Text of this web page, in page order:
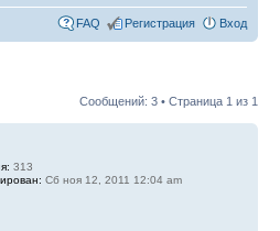
FAQ Регистрация Вход
Сообщений: 3 • Страница 1 из 1
313
Сб ноя 12, 2011 12:04 am